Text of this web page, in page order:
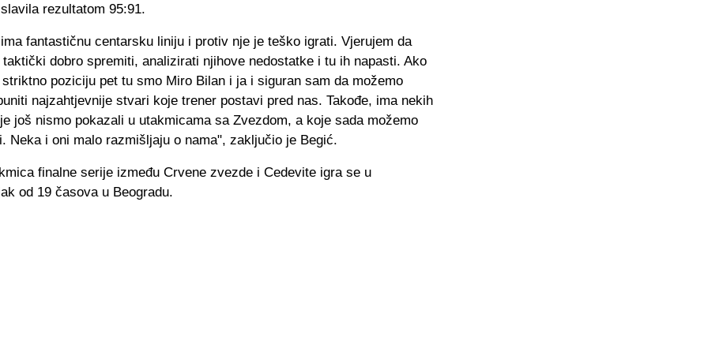
rezultatom 95:91.
fantastičnu centarsku liniju i protiv nje je teško igrati. Vjerujem da
dobro spremiti, analizirati njihove nedostatke i tu ih napasti. Ako
striktno poziciju pet tu smo Miro Bilan i ja i siguran sam da možemo
najzahtjevnije stvari koje trener postavi pred nas. Takođe, ima nekih
još nismo pokazali u utakmicama sa Zvezdom, a koje sada možemo
Neka i oni malo razmišljaju o nama", zaključio je Begić.
finalne serije između Crvene zvezde i Cedevite igra se u
od 19 časova u Beogradu.